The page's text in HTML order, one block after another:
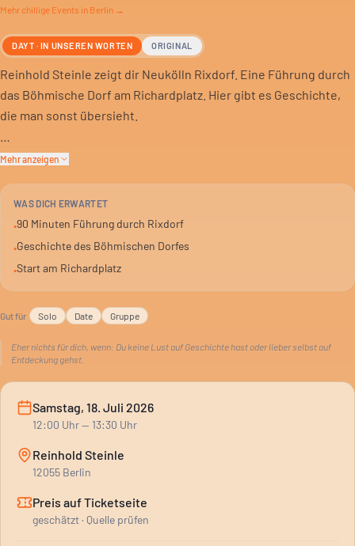
Mehr chillige Events in Berlin →
DAYT · IN UNSEREN WORTEN ORIGINAL
Reinhold Steinle zeigt dir Neukölln Rixdorf. Eine Führung durch
das Böhmische Dorf am Richardplatz. Hier gibt es Geschichte,
die man sonst übersieht.
Du bist 90 Minuten unterwegs. Es geht um die Historie des
Wer sich für Berlins Vergangenheit interessiert, ist hier richtig.
Ein Blick hinter die Kulissen des heutigen Neukölln.
Mehr anzeigen
WAS DICH ERWARTET
•90 Minuten Führung durch Rixdorf
•Geschichte des Böhmischen Dorfes
•Start am Richardplatz
Gut für Solo Date Gruppe
Eher nichts für dich, wenn: Du keine Lust auf Geschichte hast oder lieber selbst auf
Entdeckung gehst.
Samstag, 18. Juli 2026
12:00 Uhr— 13:30 Uhr
Reinhold Steinle
12055 Berlin
Preis auf Ticketseite
geschätzt · Quelle prüfen